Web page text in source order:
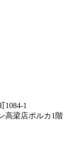
1084-1
高梁店ポルカ1階